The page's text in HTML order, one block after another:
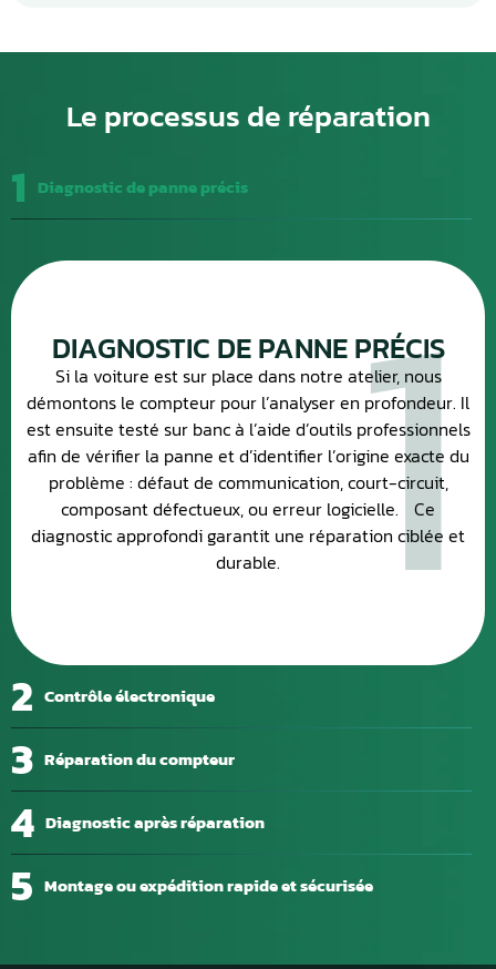
Le processus de réparation
1 Diagnostic de panne précis
2 Contrôle électronique
3 Réparation du compteur
4 Diagnostic après réparation
5 Montage ou expédition rapide et sécurisée
1
DIAGNOSTIC DE PANNE PRÉCIS
Si la voiture est sur place dans notre atelier, nous
démontons le compteur pour l’analyser en profondeur. Il
est ensuite testé sur banc à l’aide d’outils professionnels
afin de vérifier la panne et d’identifier l’origine exacte du
problème : défaut de communication, court-circuit,
composant défectueux, ou erreur logicielle. Ce
diagnostic approfondi garantit une réparation ciblée et
durable.